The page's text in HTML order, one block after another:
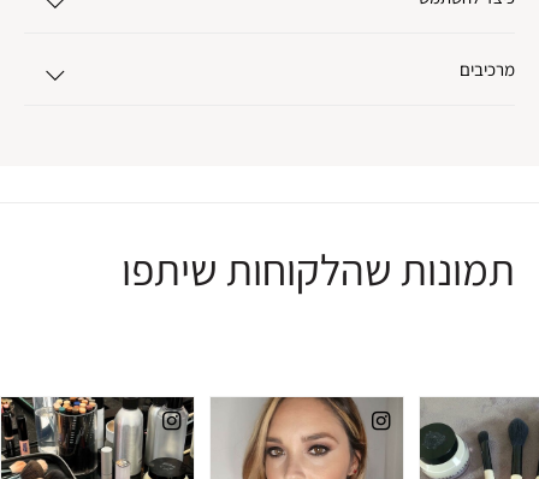
מרכיבים
תמונות שהלקוחות שיתפו